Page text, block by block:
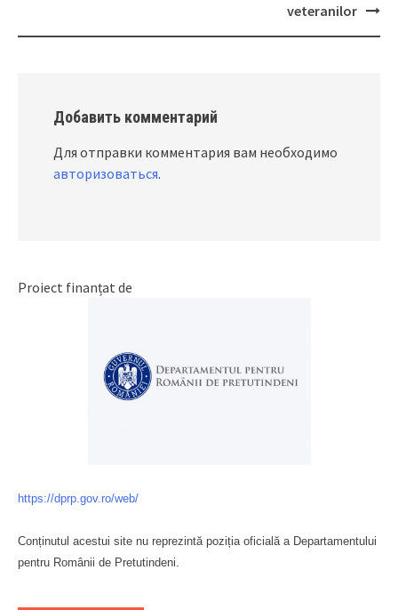
veteranilor
Добавить комментарий
Для отправки комментария вам необходимо
авторизоваться.
Proiect finanțat de
https://dprp.gov.ro/web/
Conținutul acestui site nu reprezintă poziția oficială a Departamentului
pentru Românii de Pretutindeni.